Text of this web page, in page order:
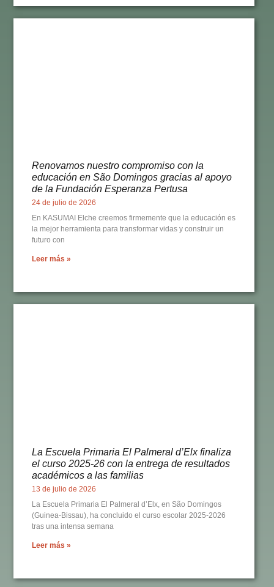
Renovamos nuestro compromiso con la
educación en São Domingos gracias al apoyo
de la Fundación Esperanza Pertusa
24 de julio de 2026
En KASUMAI Elche creemos firmemente que la educación es
la mejor herramienta para transformar vidas y construir un
futuro con
Leer más »
La Escuela Primaria El Palmeral d’Elx finaliza
el curso 2025-26 con la entrega de resultados
académicos a las familias
13 de julio de 2026
La Escuela Primaria El Palmeral d’Elx, en São Domingos
(Guinea-Bissau), ha concluido el curso escolar 2025-2026
tras una intensa semana
Leer más »